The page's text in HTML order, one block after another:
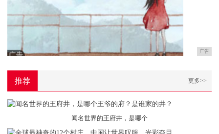
广告
推荐 更多>>
闻名世界的王府井，是哪个